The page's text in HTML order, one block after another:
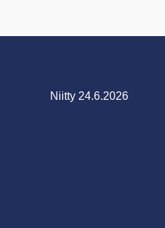
Niitty 24.6.2026